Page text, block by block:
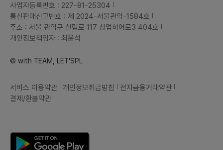
사업자등록번호 : 227-81-25304
통신판매신고번호 : 제 2024-서울관악-1584호
주소 : 서울 관악구 신림로 117 창업히어로3 404호
개인정보책임자 : 최윤석
© with TEAM, LET'SPL
서비스 이용약관 개인정보취급방침
전자금융거래약관
결제/환불약관